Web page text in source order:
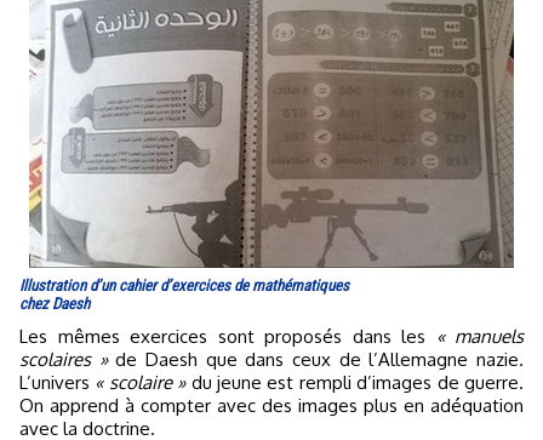
Illustration d’un cahier d’exercices de mathématiques
chez Daesh
Les mêmes exercices sont proposés dans les
« manuels
scolaires »de Daesh que dans ceux de l’Allemagne nazie.
L’univers « scolaire »du jeune est rempli d’images de guerre.
On apprend à compter avec des images plus en adéquation
avec la doctrine.